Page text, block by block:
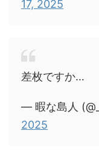
17, 2025
差枚ですか…
— 暇な島人
2025